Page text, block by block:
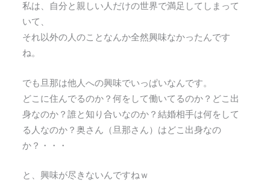
私は、自分と親しい人だけの世界で満足してしまって
いて、
それ以外の人のことなんか全然興味なかったんです
ね。
でも旦那は他人への興味でいっぱいなんです。
どこに住んでるのか？何をして働いてるのか？どこ出
身なのか？誰と知り合いなのか？結婚相手は何をして
る人なのか？奥さん（旦那さん）はどこ出身なの
か？・・・
と、興味が尽きないんですねｗ